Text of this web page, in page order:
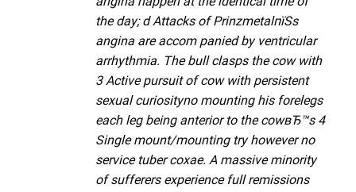
the day; d Attacks of PrinzmetalпїЅs
angina are accom panied by ventricular
arrhythmia. The bull clasps the cow with
3 Active pursuit of cow with persistent
sexual curiosityno mounting his forelegs
each leg being anterior to the cowвЂ™s 4
Single mount/mounting try however no
service tuber coxae. A massive minority
of sufferers experience full remissions